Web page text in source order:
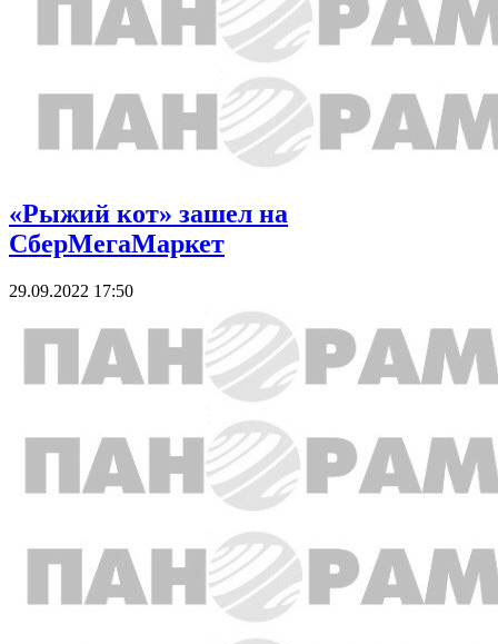
«Рыжий кот» зашел на
СберМегаМаркет
29.09.2022 17:50